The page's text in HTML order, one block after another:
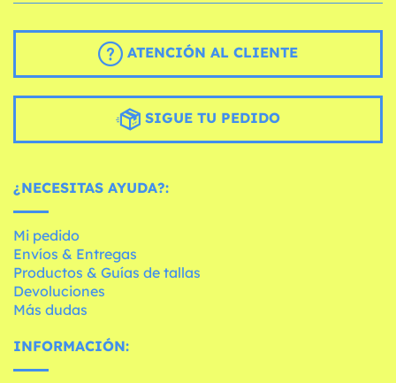
ATENCIÓN AL CLIENTE
SIGUE TU PEDIDO
¿NECESITAS AYUDA?:
Mi pedido
Envíos & Entregas
Productos & Guías de tallas
Devoluciones
Más dudas
INFORMACIÓN: